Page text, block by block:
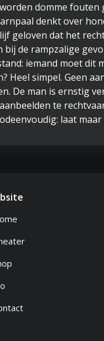
domme
denkt over
geloven dat het
de rampzalige
iemand moet dit
Heel simpel. Geen
De man is ernstig
te
laat maar